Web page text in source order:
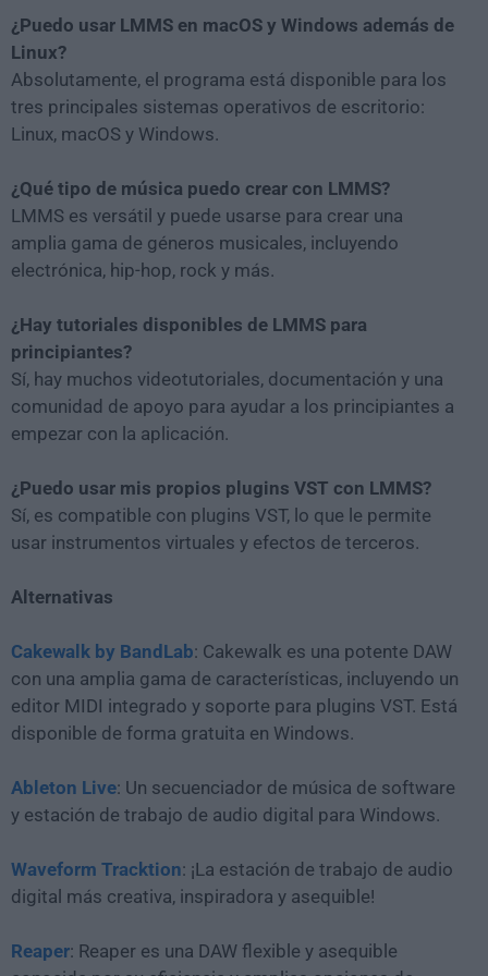
¿Puedo usar LMMS en macOS y Windows además de
Linux?
Absolutamente, el programa está disponible para los
tres principales sistemas operativos de escritorio:
Linux, macOS y Windows.
¿Qué tipo de música puedo crear con LMMS?
LMMS es versátil y puede usarse para crear una
amplia gama de géneros musicales, incluyendo
electrónica, hip-hop, rock y más.
¿Hay tutoriales disponibles de LMMS para
principiantes?
Sí, hay muchos videotutoriales, documentación y una
comunidad de apoyo para ayudar a los principiantes a
empezar con la aplicación.
¿Puedo usar mis propios plugins VST con LMMS?
Sí, es compatible con plugins VST, lo que le permite
usar instrumentos virtuales y efectos de terceros.
Alternativas
Cakewalk by BandLab: Cakewalk es una potente DAW
con una amplia gama de características, incluyendo un
editor MIDI integrado y soporte para plugins VST. Está
disponible de forma gratuita en Windows.
Ableton Live: Un secuenciador de música de software
y estación de trabajo de audio digital para Windows.
Waveform Tracktion: ¡La estación de trabajo de audio
digital más creativa, inspiradora y asequible!
Reaper: Reaper es una DAW flexible y asequible